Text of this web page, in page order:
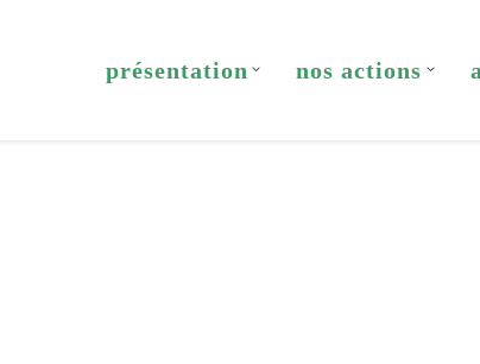
présentation nos actions